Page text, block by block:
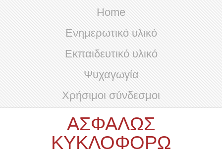
Home
Ενημερωτικό υλικό
Εκπαιδευτικό υλικό
Ψυχαγωγία
Χρήσιμοι σύνδεσμοι
ΑΣΦΑΛΩΣ
ΚΥΚΛΟΦΟΡΩ